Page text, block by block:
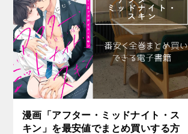
漫画「アフター・ミッドナイト・ス
キン」を最安値でまとめ買いする方